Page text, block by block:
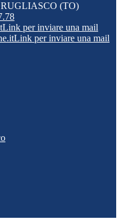
(TO)
Link per inviare una mail
Link per inviare una mail